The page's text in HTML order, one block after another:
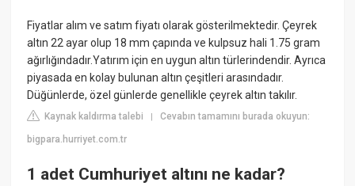
Fiyatlar alım ve satım fiyatı olarak gösterilmektedir. Çeyrek
altın 22 ayar olup 18 mm çapında ve kulpsuz hali 1.75 gram
ağırlığındadır.Yatırım için en uygun altın türlerindendir. Ayrıca
piyasada en kolay bulunan altın çeşitleri arasındadır.
Düğünlerde, özel günlerde genellikle çeyrek altın takılır.
Kaynak kaldırma talebi |Cevabın tamamını burada okuyun:
bigpara.hurriyet.com.tr
1 adet Cumhuriyet altını ne kadar?